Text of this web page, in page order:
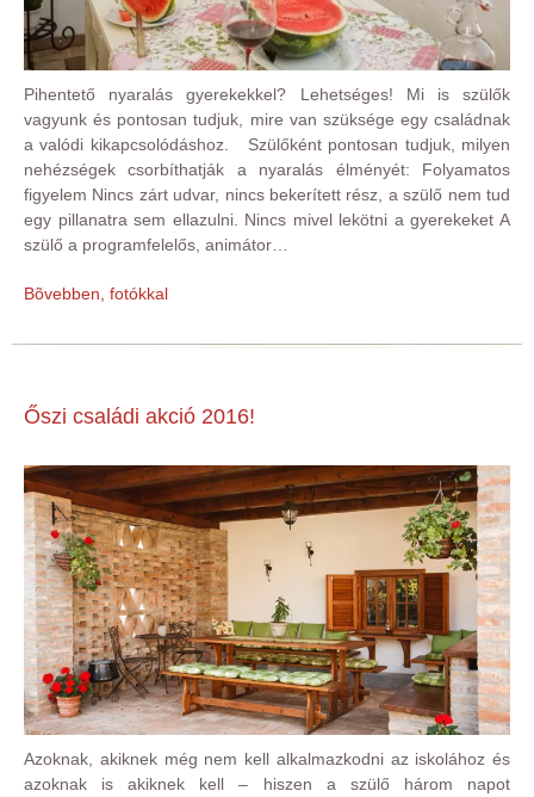
Pihentető nyaralás gyerekekkel? Lehetséges! Mi is szülők
vagyunk és pontosan tudjuk, mire van szüksége egy családnak
a valódi kikapcsolódáshoz. Szülőként pontosan tudjuk, milyen
nehézségek csorbíthatják a nyaralás élményét: Folyamatos
figyelem Nincs zárt udvar, nincs bekerített rész, a szülő nem tud
egy pillanatra sem ellazulni. Nincs mivel lekötni a gyerekeket A
szülő a programfelelős, animátor…
Bõvebben, fotókkal
Őszi családi akció 2016!
Azoknak, akiknek még nem kell alkalmazkodni az iskolához és
azoknak is akiknek kell – hiszen a szülő három napot